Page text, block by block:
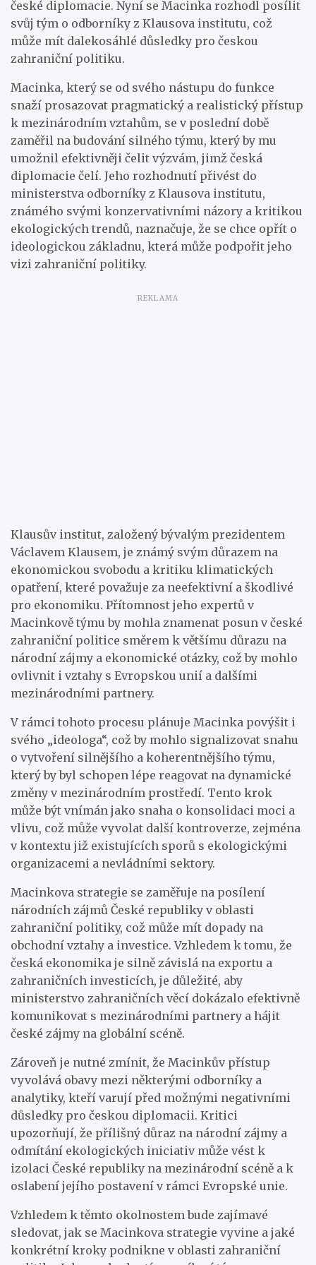
české diplomacie. Nyní se Macinka rozhodl posílit
svůj tým o odborníky z Klausova institutu, což
může mít dalekosáhlé důsledky pro českou
zahraniční politiku.
Macinka, který se od svého nástupu do funkce
snaží prosazovat pragmatický a realistický přístup
k mezinárodním vztahům, se v poslední době
zaměřil na budování silného týmu, který by mu
umožnil efektivněji čelit výzvám, jimž česká
diplomacie čelí. Jeho rozhodnutí přivést do
ministerstva odborníky z Klausova institutu,
známého svými konzervativními názory a kritikou
ekologických trendů, naznačuje, že se chce opřít o
ideologickou základnu, která může podpořit jeho
vizi zahraniční politiky.
Klausův institut, založený bývalým prezidentem
Václavem Klausem, je známý svým důrazem na
ekonomickou svobodu a kritiku klimatických
opatření, které považuje za neefektivní a škodlivé
pro ekonomiku. Přítomnost jeho expertů v
Macinkově týmu by mohla znamenat posun v české
zahraniční politice směrem k většímu důrazu na
národní zájmy a ekonomické otázky, což by mohlo
ovlivnit i vztahy s Evropskou unií a dalšími
mezinárodními partnery.
V rámci tohoto procesu plánuje Macinka povýšit i
svého „ideologa“, což by mohlo signalizovat snahu
o vytvoření silnějšího a koherentnějšího týmu,
který by byl schopen lépe reagovat na dynamické
změny v mezinárodním prostředí. Tento krok
může být vnímán jako snaha o konsolidaci moci a
vlivu, což může vyvolat další kontroverze, zejména
v kontextu již existujících sporů s ekologickými
organizacemi a nevládními sektory.
Macinkova strategie se zaměřuje na posílení
národních zájmů České republiky v oblasti
zahraniční politiky, což může mít dopady na
obchodní vztahy a investice. Vzhledem k tomu, že
česká ekonomika je silně závislá na exportu a
zahraničních investicích, je důležité, aby
ministerstvo zahraničních věcí dokázalo efektivně
komunikovat s mezinárodními partnery a hájit
české zájmy na globální scéně.
Zároveň je nutné zmínit, že Macinkův přístup
vyvolává obavy mezi některými odborníky a
analytiky, kteří varují před možnými negativními
důsledky pro českou diplomacii. Kritici
upozorňují, že přílišný důraz na národní zájmy a
odmítání ekologických iniciativ může vést k
izolaci České republiky na mezinárodní scéně a k
oslabení jejího postavení v rámci Evropské unie.
Vzhledem k těmto okolnostem bude zajímavé
sledovat, jak se Macinkova strategie vyvine a jaké
konkrétní kroky podnikne v oblasti zahraniční